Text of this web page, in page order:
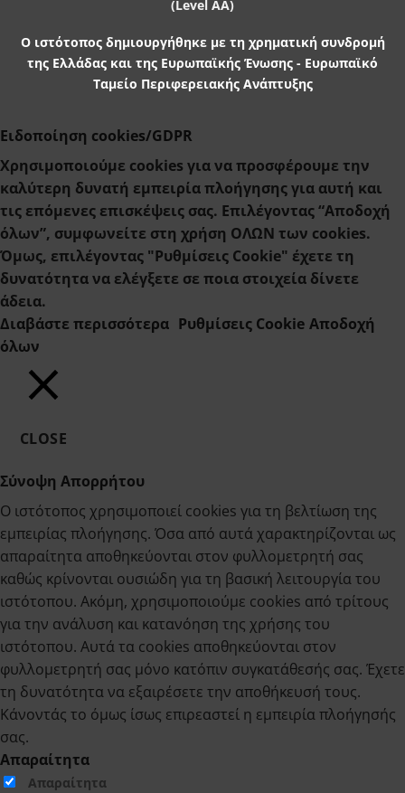
Ο ιστότοπος δημιουργήθηκε με τη χρηματική συνδρομή
της Ελλάδας και της Ευρωπαϊκής Ένωσης - Ευρωπαϊκό
Ταμείο Περιφερειακής Ανάπτυξης
Ειδοποίηση cookies/GDPR
Χρησιμοποιούμε cookies για να προσφέρουμε την
καλύτερη δυνατή εμπειρία πλοήγησης για αυτή και
τις επόμενες επισκέψεις σας. Επιλέγοντας “Αποδοχή
όλων”, συμφωνείτε στη χρήση ΟΛΩΝ των cookies.
Όμως, επιλέγοντας "Ρυθμίσεις Cookie" έχετε τη
δυνατότητα να ελέγξετε σε ποια στοιχεία δίνετε
άδεια.
Διαβάστε περισσότερα Ρυθμίσεις Cookie Αποδοχή
όλων
CLOSE
Σύνοψη Απορρήτου
Ο ιστότοπος χρησιμοποιεί cookies για τη βελτίωση της
εμπειρίας πλοήγησης. Όσα από αυτά χαρακτηρίζονται ως
απαραίτητα αποθηκεύονται στον φυλλομετρητή σας
καθώς κρίνονται ουσιώδη για τη βασική λειτουργία του
ιστότοπου. Ακόμη, χρησιμοποιούμε cookies από τρίτους
για την ανάλυση και κατανόηση της χρήσης του
ιστότοπου. Αυτά τα cookies αποθηκεύονται στον
φυλλομετρητή σας μόνο κατόπιν συγκατάθεσής σας. Έχετε
τη δυνατότητα να εξαιρέσετε την αποθήκευσή τους.
Κάνοντάς το όμως ίσως επιρεαστεί η εμπειρία πλοήγησής
σας.
Απαραίτητα
Απαραίτητα